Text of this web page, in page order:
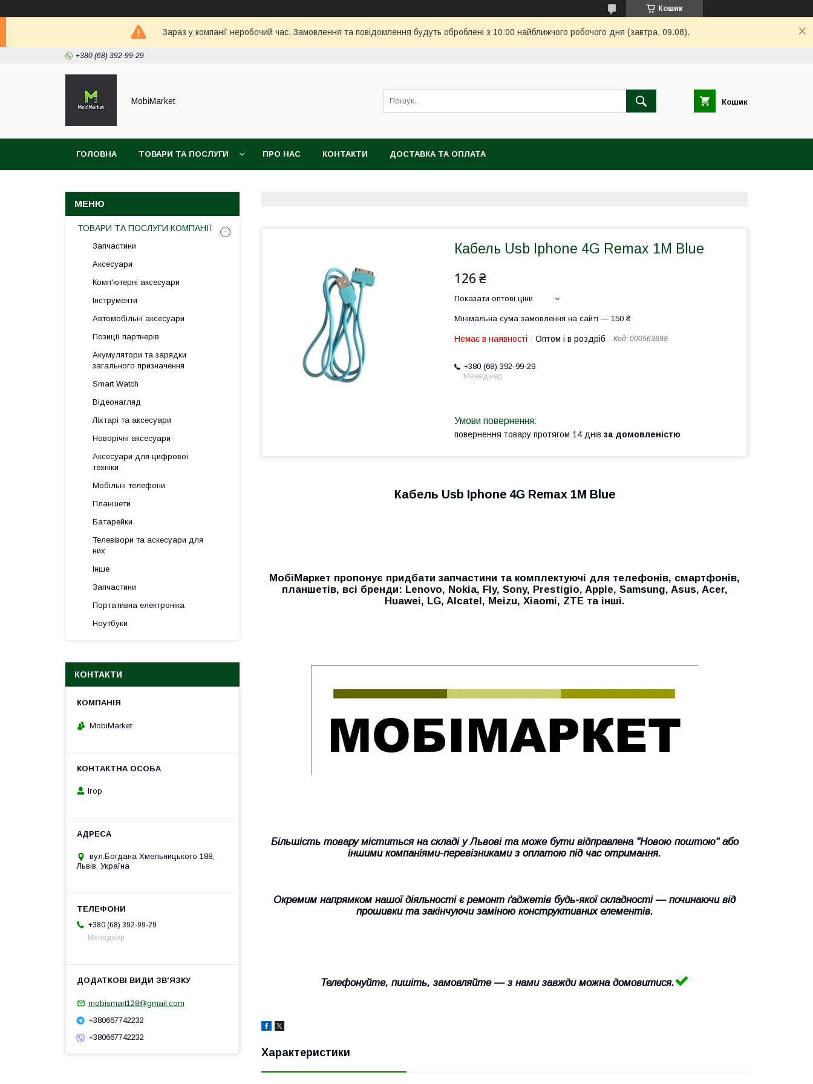
Кошик
Зараз у компанії неробочий час. Замовлення та повідомлення будуть оброблені з 10:00 найближчого робочого дня (завтра, 09.08).
+380 (68) 392-99-29
MobiMarket Кошик
ГОЛОВНА ТОВАРИ ТА ПОСЛУГИ ПРО НАС КОНТАКТИ ДОСТАВКА ТА ОПЛАТА
Кабель Usb Iphone 4G Remax 1М Blue
126 ₴
Показати оптові ціни
Мінімальна сума замовлення на сайті — 150 ₴
Немає в наявності Оптом і в роздріб Код: 000563698-
+380 (68) 392-99-29
Менеджер
повернення товару протягом 14 днів за домовленістю
Кабель Usb Iphone 4G Remax 1М Blue
МобiМаркет пропонує придбати запчастини та комплектуючі для телефонів, смартфонів,
планшетів, всі бренди: Lenovo, Nokia, Fly, Sony, Prestigio, Apple, Samsung, Asus, Acer,
Huawei, LG, Alcatel, Meizu, Xiaomi, ZTEта інші.
Більшість товару міститься на складі у Львові та може бути відправлена "Новою поштою" або
іншими компаніями-перевізниками з оплатою під час отримання.
Окремим напрямком нашої діяльності є ремонт ґаджетів будь-якої складності — починаючи від
прошивки та закінчуючи заміною конструктивних елементів.
Телефонуйте, пишіть, замовляйте — з нами завжди можна домовитися.
Характеристики
ТОВАРИ ТА ПОСЛУГИ КОМПАНІЇ
Запчастини
Аксесуари
Комп'ютерні аксесуари
Інструменти
Автомобільні аксесуари
Позиції партнерів
Акумулятори та зарядки
загального призначення
Smart Watch
Відеонагляд
Ліхтарі та аксесуари
Новорічні аксесуари
Аксесуари для цифрової
техніки
Мобільні телефони
Планшети
Батарейки
Телевізори та аскесуари для
них
Інше
Запчастини
Портативна електроніка
Ноутбуки
КОНТАКТИ
MobiMarket
Ігор
вул.Богдана Хмельницького 188,
Львів, Україна
+380 (68) 392-99-29
Менеджер
mobismart128@gmail.com
+380667742232
+380667742232